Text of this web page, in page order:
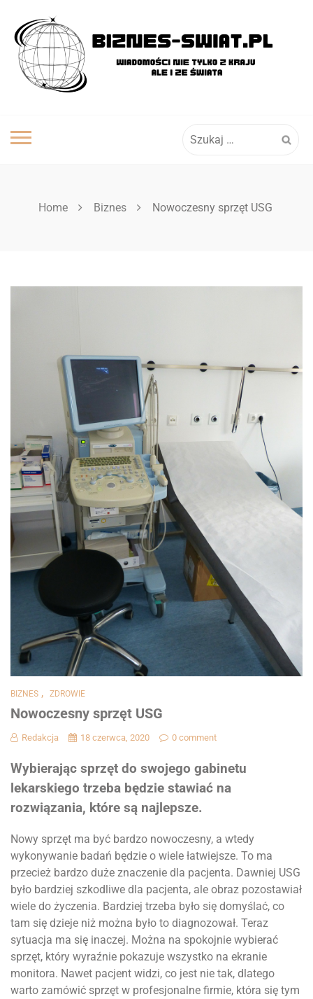
content
Home Biznes Nowoczesny sprzęt USG
BIZNES , ZDROWIE
Nowoczesny sprzęt USG
Redakcja 18 czerwca, 2020 0 comment
Wybierając sprzęt do swojego gabinetu
lekarskiego trzeba będzie stawiać na
rozwiązania, które są najlepsze.
Nowy sprzęt ma być bardzo nowoczesny, a wtedy
wykonywanie badań będzie o wiele łatwiejsze. To ma
przecież bardzo duże znaczenie dla pacjenta. Dawniej USG
było bardziej szkodliwe dla pacjenta, ale obraz pozostawiał
wiele do życzenia. Bardziej trzeba było się domyślać, co
tam się dzieje niż można było to diagnozował. Teraz
sytuacja ma się inaczej. Można na spokojnie wybierać
sprzęt, który wyraźnie pokazuje wszystko na ekranie
monitora. Nawet pacjent widzi, co jest nie tak, dlatego
warto zamówić sprzęt w profesjonalne firmie, która się tym